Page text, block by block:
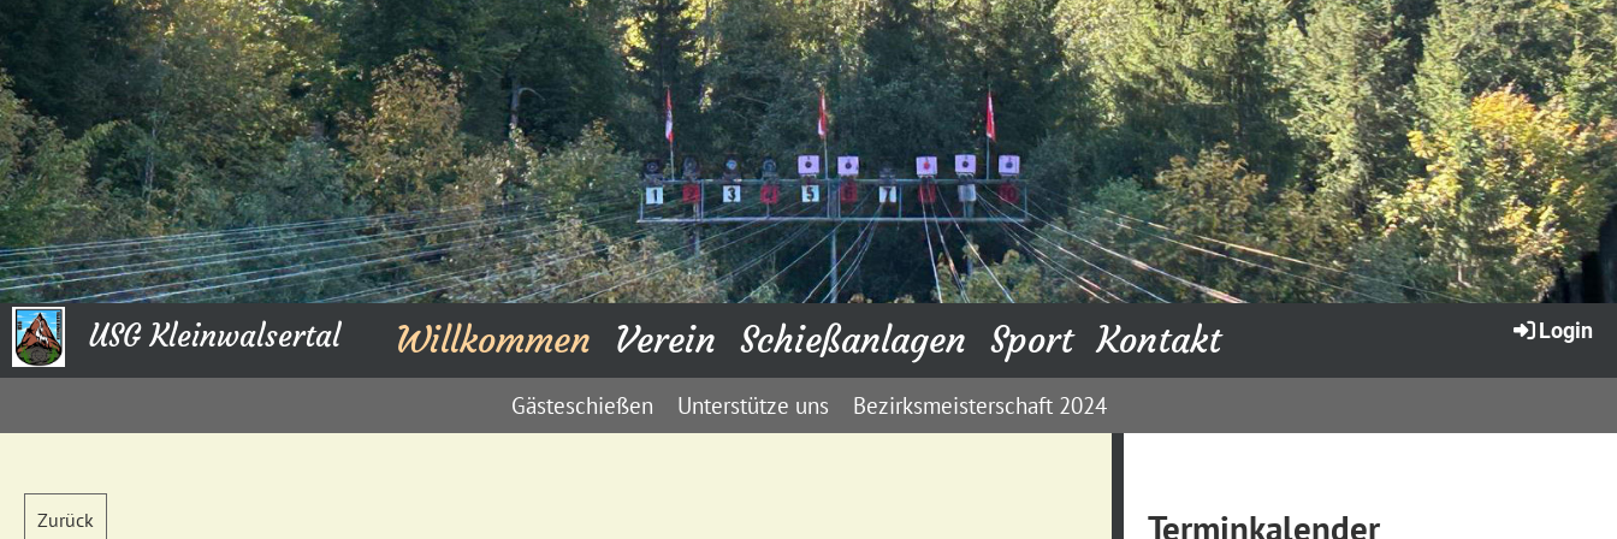
USG Kleinwalsertal Willkommen Verein Schießanlagen Sport Kontakt Login
Gästeschießen Unterstütze uns Bezirksmeisterschaft 2024
Zurück Terminkalender